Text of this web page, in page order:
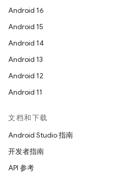
Android 16
Android 15
Android 14
Android 13
Android 12
Android 11
文档和下载
Android Studio 指南
开发者指南
API 参考